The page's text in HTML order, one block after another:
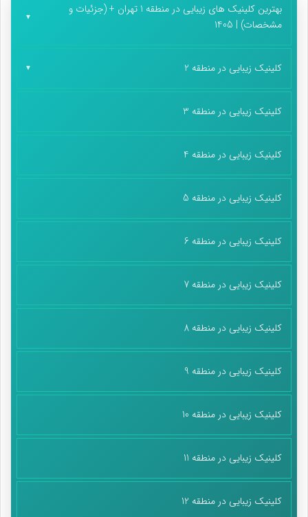
بهترین کلینیک های زیبایی در منطقه 1 تهران + (جزئیات و
مشخصات) | 1405
کلینیک زیبایی در منطقه 2
کلینیک زیبایی در منطقه 3
کلینیک زیبایی در منطقه 4
کلینیک زیبایی در منطقه 5
کلینیک زیبایی در منطقه 6
کلینیک زیبایی در منطقه 7
کلینیک زیبایی در منطقه 8
کلینیک زیبایی در منطقه 9
کلینیک زیبایی در منطقه 10
کلینیک زیبایی در منطقه 11
کلینیک زیبایی در منطقه 12